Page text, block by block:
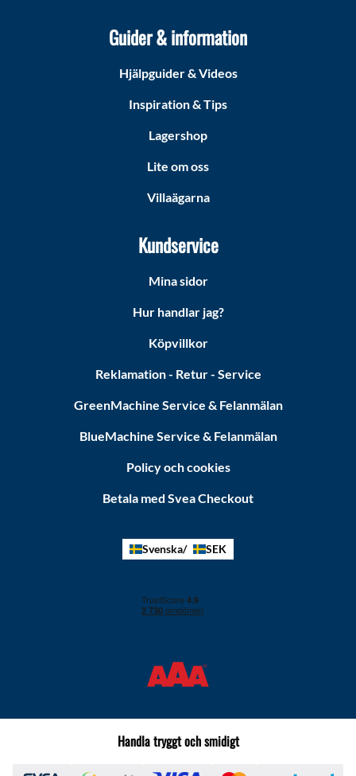
Guider & information
Hjälpguider & Videos
Inspiration & Tips
Lagershop
Lite om oss
Villaägarna
Kundservice
Mina sidor
Hur handlar jag?
Köpvillkor
Reklamation - Retur - Service
GreenMachine Service & Felanmälan
BlueMachine Service & Felanmälan
Policy och cookies
Betala med Svea Checkout
Svenska SEK
Handla tryggt och smidigt